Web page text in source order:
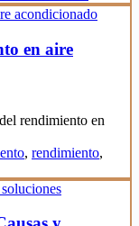
en aire
rendimiento en
, rendimiento,